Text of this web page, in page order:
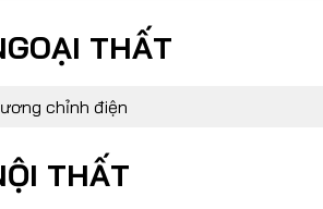
THẤT
chỉnh điện
THẤT